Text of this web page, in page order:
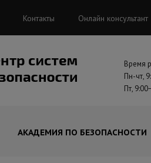
Контакты Онлайн консультант
Время
Пн-чт,
Пт,
АКАДЕМИЯ ПО БЕЗОПАСНОСТИ